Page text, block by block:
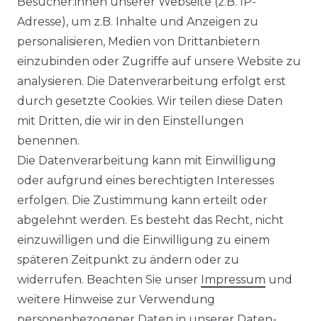
WIDERRUFSRECHT
IMPRESSUM
KONTAKT
Unsere Zahlungsmöglichkeiten
Wir versenden mit
Adresse), um z.B. Inhalte und Anzeigen zu
personalisieren, Medien von Drittanbietern
einzubinden oder Zugriffe auf unsere Website zu
analysieren. Die Datenverarbeitung erfolgt erst
durch gesetzte Cookies. Wir teilen diese Daten
mit Dritten, die wir in den Einstellungen
benennen.
Die Datenverarbeitung kann mit Einwilligung
oder aufgrund eines berechtigten Interesses
erfolgen. Die Zustimmung kann erteilt oder
abgelehnt werden. Es besteht das Recht, nicht
einzuwilligen und die Einwilligung zu einem
späteren Zeitpunkt zu ändern oder zu
widerrufen. Beachten Sie unser Impressum und
weitere Hinweise zur Verwendung